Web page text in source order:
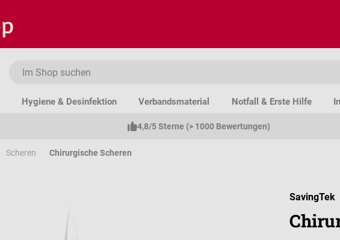
Hygiene & Desinfektion Verbandsmaterial Notfall & Erste Hilfe
4,8/5 Sterne (> 1000 Bewertungen)
Scheren Chirurgische Scheren
SavingTek